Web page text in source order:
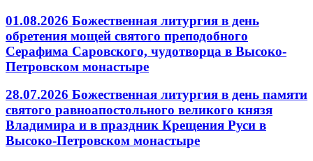
01.08.2026 Божественная литургия в день
обретения мощей святого преподобного
Серафима Саровского, чудотворца в Высоко-
Петровском монастыре
28.07.2026 Божественная литургия в день памяти
святого равноапостольного великого князя
Владимира и в праздник Крещения Руси в
Высоко-Петровском монастыре